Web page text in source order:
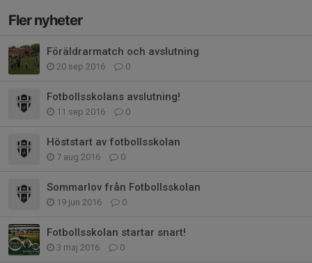
Fler nyheter
Föräldrarmatch och avslutning
20 sep 2016 0
Fotbollsskolans avslutning!
11 sep 2016 0
Höststart av fotbollsskolan
7 aug 2016 0
Sommarlov från Fotbollsskolan
19 jun 2016 0
Fotbollsskolan startar snart!
3 maj 2016 0